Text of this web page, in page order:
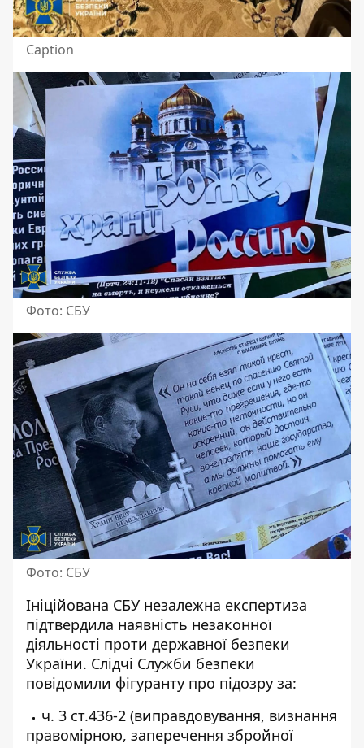
Caption
Фото: СБУ
Фото: СБУ
Ініційована СБУ незалежна експертиза
підтвердила наявність незаконної
діяльності проти державної безпеки
України. Слідчі Служби безпеки
повідомили фігуранту про підозру за:
ч. 3 ст.436-2 (виправдовування, визнання
правомірною, заперечення збройної